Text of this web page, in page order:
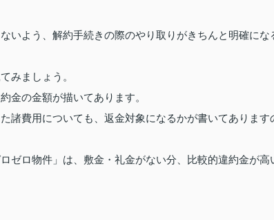
いよう、解約手続きの際のやり取りがきちんと明確にな
みましょう。
金の金額が描いてあります。
諸費用についても、返金対象になるかが書いてあります
ゼロ物件」は、敷金・礼金がない分、比較的違約金が